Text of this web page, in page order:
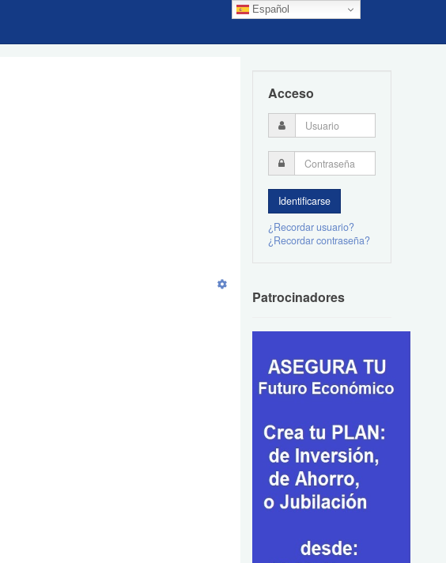
Español
Acceso
¿Recordar usuario?
¿Recordar contraseña?
Patrocinadores